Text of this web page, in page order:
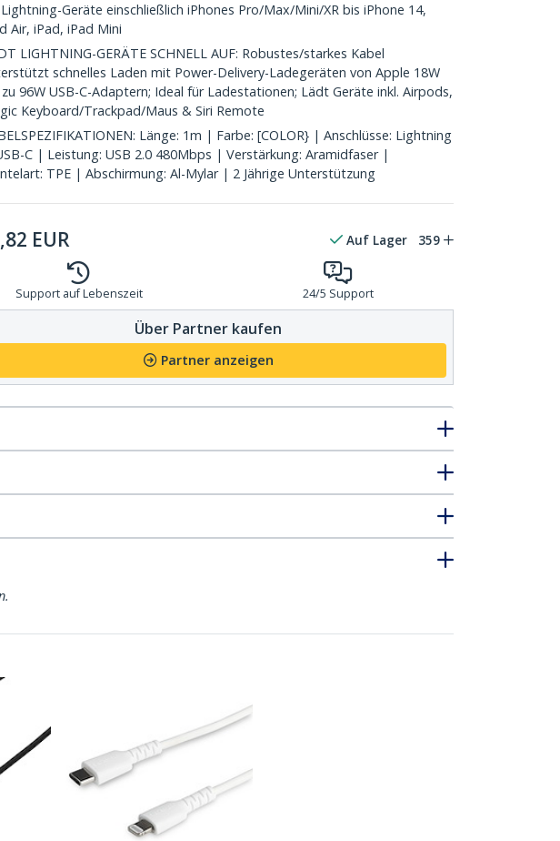
Geräte einschließlich iPhones Pro/Max/Mini/XR bis iPhone 14,
Air, iPad, iPad Mini
LIGHTNING-GERÄTE SCHNELL AUF: Robustes/starkes Kabel
schnelles Laden mit Power-Delivery-Ladegeräten von Apple 18W
96W USB-C-Adaptern; Ideal für Ladestationen; Lädt Geräte inkl. Airpods,
Keyboard/Trackpad/Maus & Siri Remote
Länge: 1m | Farbe: [COLOR} | Anschlüsse: Lightning
C | Leistung: USB 2.0 480Mbps | Verstärkung: Aramidfaser |
TPE | Abschirmung: Al-Mylar | 2 Jährige Unterstützung
EUR Auf Lager 359
Support auf Lebenszeit 24/5 Support
Über Partner kaufen
Partner anzeigen